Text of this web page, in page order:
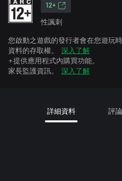
12+
性諷刺
您啟動之遊戲的發行者會在您遊玩
資料的存取權。
深入了解
+提供應用程式內購買功能。
家長監護資訊。
深入了解
詳細資料 評論